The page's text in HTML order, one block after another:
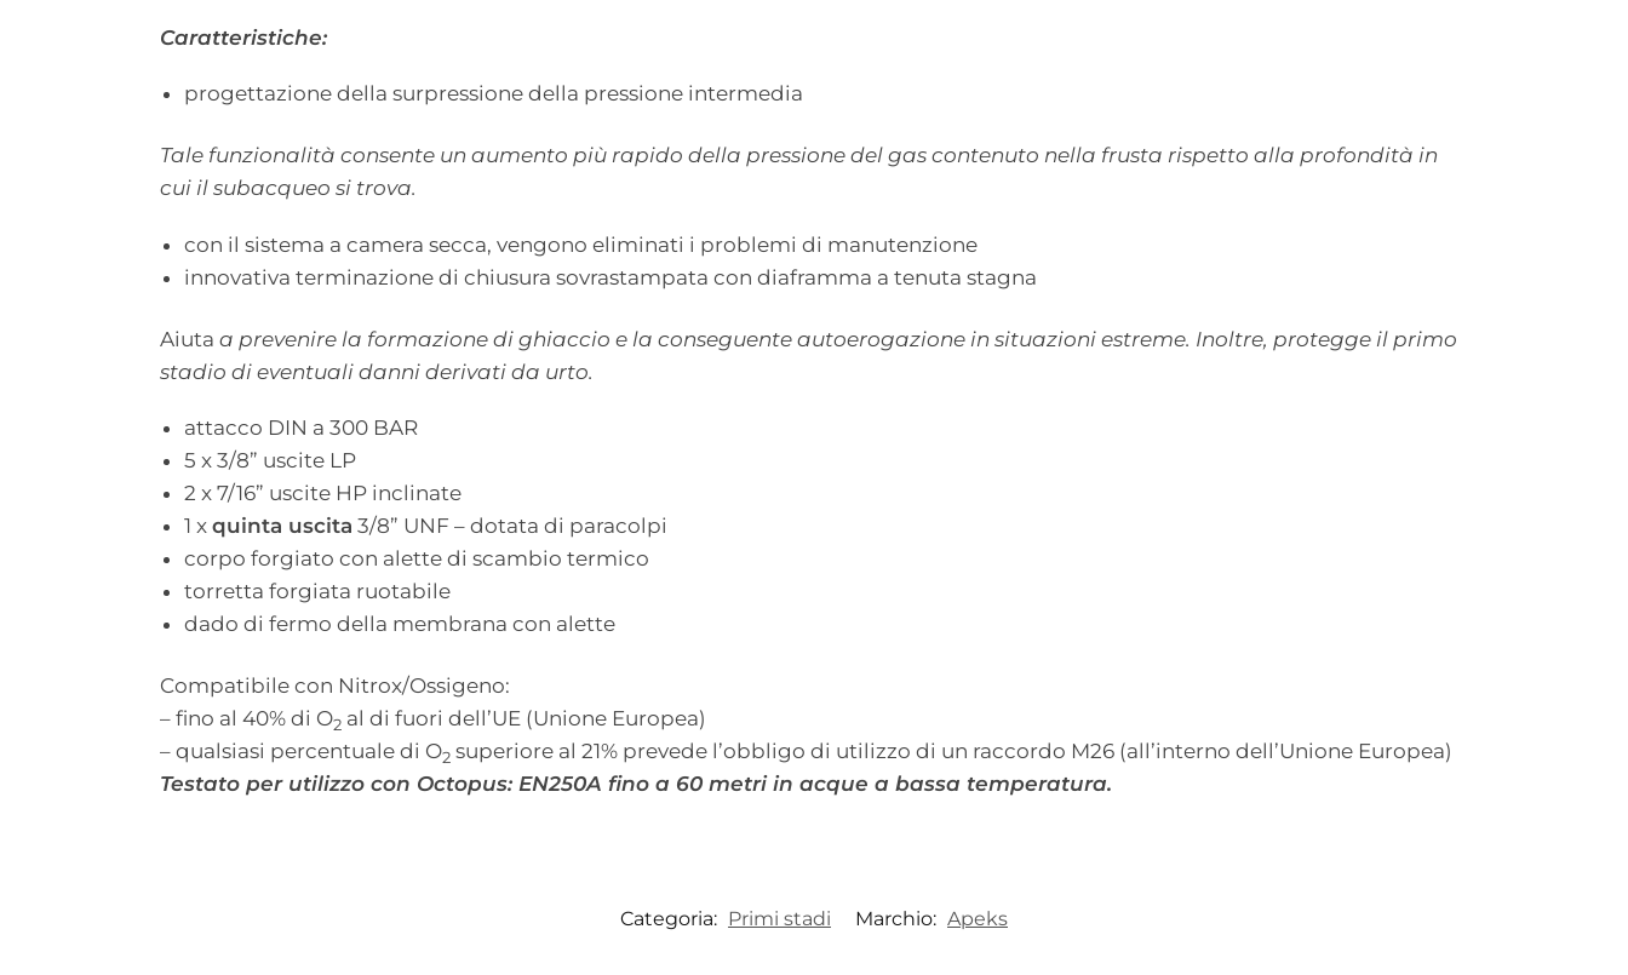
Caratteristiche:
progettazione della surpressione della pressione intermedia
Tale funzionalità consente un aumento più rapido della pressione del gas contenuto nella frusta rispetto alla profondità in
cui il subacqueo si trova.
con il sistema a camera secca, vengono eliminati i problemi di manutenzione
innovativa terminazione di chiusura sovrastampata con diaframma a tenuta stagna
Aiuta a prevenire la formazione di ghiaccio e la conseguente autoerogazione in situazioni estreme. Inoltre, protegge il primo
stadio di eventuali danni derivati da urto.
attacco DIN a 300 BAR
5 x 3/8” uscite LP
2 x 7/16” uscite HP inclinate
1 x quinta uscita 3/8” UNF – dotata di paracolpi
corpo forgiato con alette di scambio termico
torretta forgiata ruotabile
dado di fermo della membrana con alette
Compatibile con Nitrox/Ossigeno:
– fino al 40% di O2al di fuori dell’UE (Unione Europea)
– qualsiasi percentuale di O2superiore al 21% prevede l’obbligo di utilizzo di un raccordo M26 (all’interno dell’Unione Europea)
Testato per utilizzo con Octopus: EN250A fino a 60 metri in acque a bassa temperatura.
Categoria: Primi stadi Marchio: Apeks